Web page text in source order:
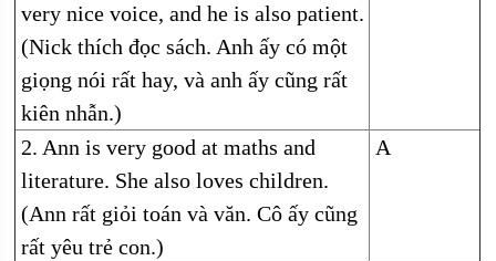
very nice voice, and he is also patient.
(Nick thích đọc sách. Anh ấy có một
giọng nói rất hay, và anh ấy cũng rất
kiên nhẫn.)
2. Ann is very good at maths and
literature. She also loves children.
(Ann rất giỏi toán và văn. Cô ấy cũng
rất yêu trẻ con.)
A